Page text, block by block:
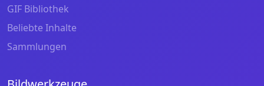
GIF Bibliothek
Beliebte Inhalte
Sammlungen